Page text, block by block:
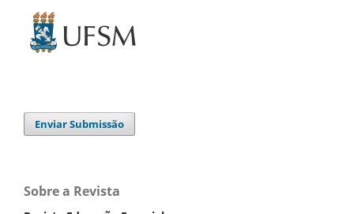
Enviar Submissão
Sobre a Revista